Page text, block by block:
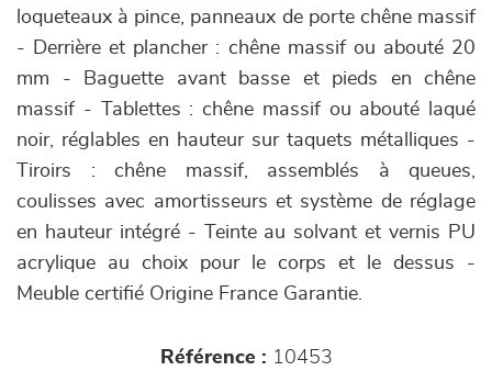
loqueteaux à pince, panneaux de porte chêne massif
- Derrière et plancher : chêne massif ou abouté 20
mm - Baguette avant basse et pieds en chêne
massif - Tablettes : chêne massif ou abouté laqué
noir, réglables en hauteur sur taquets métalliques -
Tiroirs : chêne massif, assemblés à queues,
coulisses avec amortisseurs et système de réglage
en hauteur intégré - Teinte au solvant et vernis PU
acrylique au choix pour le corps et le dessus -
Meuble certifié Origine France Garantie.
Référence : 10453